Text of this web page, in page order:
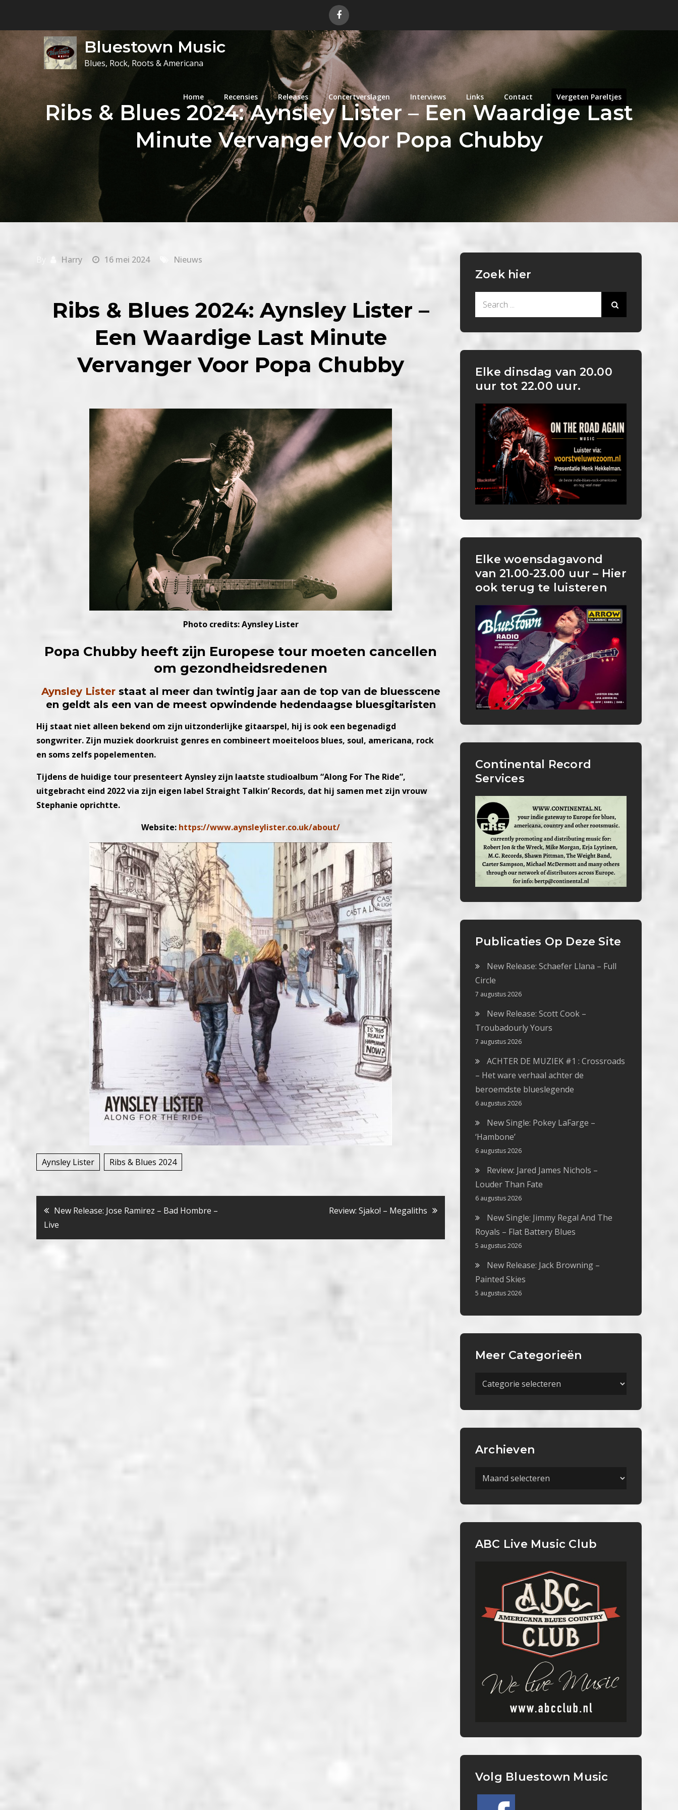
Bluestown Music
Blues, Rock, Roots & Americana
Home Recensies Releases Concertverslagen Interviews Links Contact Vergeten Pareltjes
Ribs & Blues 2024: Aynsley Lister – Een Waardige Last
Minute Vervanger Voor Popa Chubby
Harry 16 mei 2024 Nieuws
Ribs & Blues 2024: Aynsley Lister –
Een Waardige Last Minute
Vervanger Voor Popa Chubby
Photo credits: Aynsley Lister
Popa Chubby heeft zijn Europese tour moeten cancellen
om gezondheidsredenen
Aynsley Listerstaat al meer dan twintig jaar aan de top van de bluesscene
en geldt als een van de meest opwindende hedendaagse bluesgitaristen
Hij staat niet alleen bekend om zijn uitzonderlijke gitaarspel, hij is ook een begenadigd
songwriter. Zijn muziek doorkruist genres en combineert moeiteloos blues, soul, americana, rock
en soms zelfs popelementen.
Tijdens de huidige tour presenteert Aynsley zijn laatste studioalbum “Along For The Ride”,
uitgebracht eind 2022 via zijn eigen label Straight Talkin’ Records, dat hij samen met zijn vrouw
Stephanie oprichtte.
Website: https://www.aynsleylister.co.uk/about/
Aynsley Lister Ribs & Blues 2024
Bericht
navigatie
New Release: Jose Ramirez – Bad Hombre –
Live
Review: Sjako! – Megaliths
Zoek hier
Elke dinsdag van 20.00
uur tot 22.00 uur.
Elke woensdagavond
van 21.00-23.00 uur – Hier
ook terug te luisteren
Continental Record
Services
Publicaties Op Deze Site
New Release: Schaefer Llana – Full
Circle
7 augustus 2026
New Release: Scott Cook –
Troubadourly Yours
7 augustus 2026
ACHTER DE MUZIEK #1 : Crossroads
– Het ware verhaal achter de
beroemdste blueslegende
6 augustus 2026
New Single: Pokey LaFarge –
‘Hambone’
6 augustus 2026
Review: Jared James Nichols –
Louder Than Fate
6 augustus 2026
New Single: Jimmy Regal And The
Royals – Flat Battery Blues
5 augustus 2026
New Release: Jack Browning –
Painted Skies
5 augustus 2026
Meer Categorieën
Meer
Archieven
Archieven
ABC Live Music Club
Volg Bluestown Music